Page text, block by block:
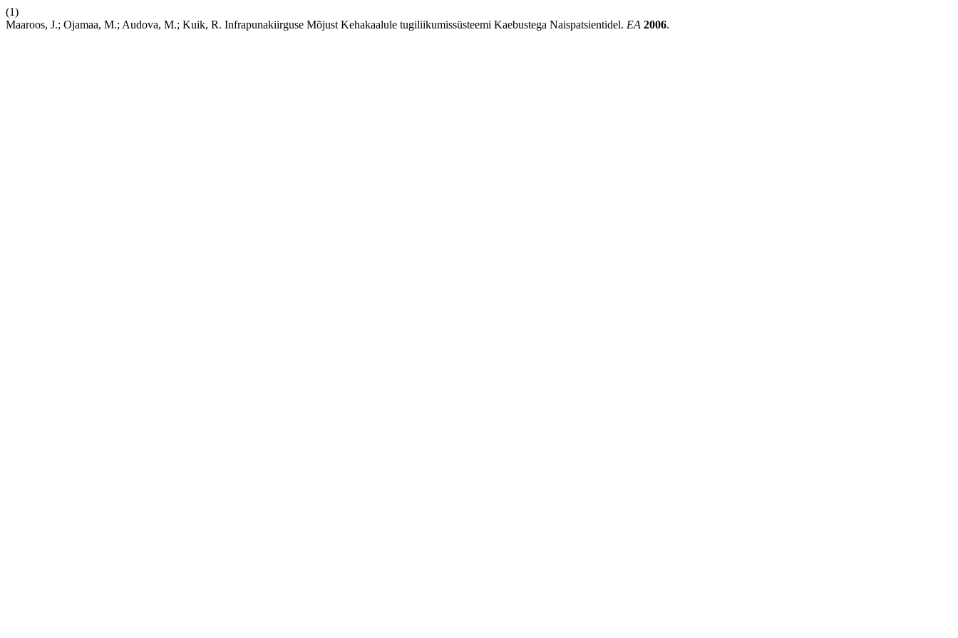
(1)
Maaroos, J.; Ojamaa, M.; Audova, M.; Kuik, R. Infrapunakiirguse Mõjust Kehakaalule tugiliikumissüsteemi Kaebustega Naispatsientidel. EA 2006.